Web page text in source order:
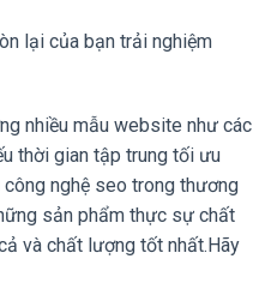
lại của bạn trải nghiệm
nhiều mẫu website như các
thời gian tập trung tối ưu
nghệ seo trong thương
sản phẩm thực sự chất
và chất lượng tốt nhất.Hãy